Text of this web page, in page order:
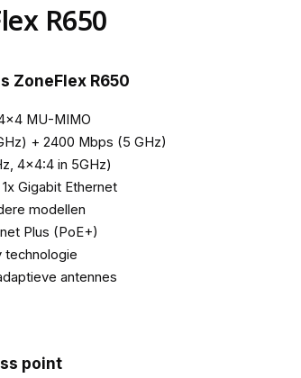
R650
ZoneFlex R650
MU-MIMO
+ 2400 Mbps (5 GHz)
4x4:4 in 5GHz)
Gigabit Ethernet
modellen
Plus (PoE+)
technologie
antennes
point